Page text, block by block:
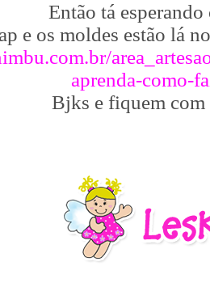
Então tá esperando
e os moldes estão lá
aprenda-como-
Bjks e fiquem com